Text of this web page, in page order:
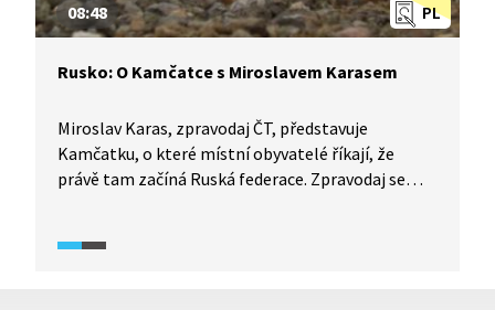
PL
08:48
Rusko: O Kamčatce s Miroslavem Karasem
Miroslav Karas, zpravodaj ČT, představuje
Kamčatku, o které místní obyvatelé říkají, že
právě tam začíná Ruská federace. Zpravodaj se
zátoky a z výpravy do oblasti s termálními